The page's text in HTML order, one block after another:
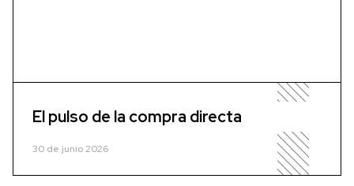
El pulso de la compra directa
30 de junio 2026